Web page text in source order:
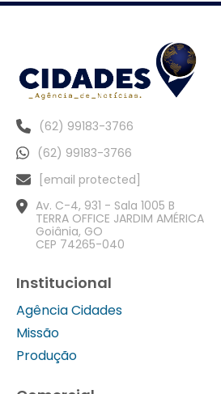
(62) 99183-3766
(62) 99183-3766
[email protected]
Av. C-4, 931 - Sala 1005 B
TERRA OFFICE JARDIM AMÉRICA
Goiânia, GO
CEP 74265-040
Institucional
Agência Cidades
Missão
Produção